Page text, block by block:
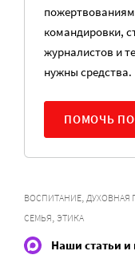
командировки,
журналистов и
нужны средства.
ПОМОЧЬ
ВОСПИТАНИЕ
СЕМЬЯ ЭТИКА
Наши статьи и